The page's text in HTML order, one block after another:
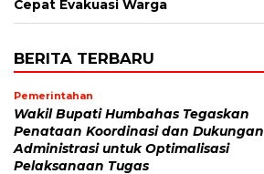
Cepat Evakuasi Warga
BERITA TERBARU
Pemerintahan
Wakil Bupati Humbahas Tegaskan
Penataan Koordinasi dan Dukungan
Administrasi untuk Optimalisasi
Pelaksanaan Tugas